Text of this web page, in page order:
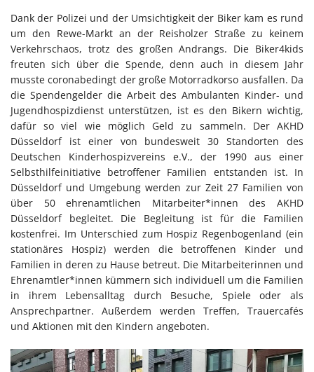
Dank der Polizei und der Umsichtigkeit der Biker kam es rund
um den Rewe-Markt an der Reisholzer Straße zu keinem
Verkehrschaos, trotz des großen Andrangs. Die Biker4kids
freuten sich über die Spende, denn auch in diesem Jahr
musste coronabedingt der große Motorradkorso ausfallen. Da
die Spendengelder die Arbeit des Ambulanten Kinder- und
Jugendhospizdienst unterstützen, ist es den Bikern wichtig,
dafür so viel wie möglich Geld zu sammeln. Der AKHD
Düsseldorf ist einer von bundesweit 30 Standorten des
Deutschen Kinderhospizvereins e.V., der 1990 aus einer
Selbsthilfeinitiative betroffener Familien entstanden ist. In
Düsseldorf und Umgebung werden zur Zeit 27 Familien von
über 50 ehrenamtlichen Mitarbeiter*innen des AKHD
Düsseldorf begleitet. Die Begleitung ist für die Familien
kostenfrei. Im Unterschied zum Hospiz Regenbogenland (ein
stationäres Hospiz) werden die betroffenen Kinder und
Familien in deren zu Hause betreut. Die Mitarbeiterinnen und
Ehrenamtler*innen kümmern sich individuell um die Familien
in ihrem Lebensalltag durch Besuche, Spiele oder als
Ansprechpartner. Außerdem werden Treffen, Trauercafés
und Aktionen mit den Kindern angeboten.